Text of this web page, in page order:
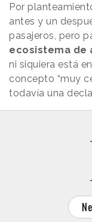
Por
antes y un
pasajeros, pero
ecosistema de
ni siquiera está
concepto “muy
todavía una